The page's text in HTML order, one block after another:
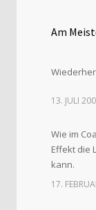
Am
13. JULI
Wie im
Effekt die
kann.
17.